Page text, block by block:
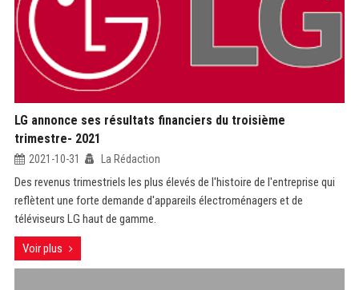
LG annonce ses résultats financiers du troisième
trimestre- 2021
2021-10-31 La Rédaction
Des revenus trimestriels les plus élevés de l'histoire de l'entreprise qui
reflètent une forte demande d'appareils électroménagers et de
téléviseurs LG haut de gamme.
Voir plus